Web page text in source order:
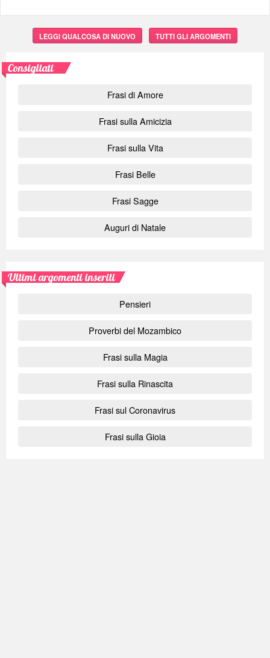
LEGGI QUALCOSA DI NUOVO TUTTI GLI ARGOMENTI
Consigliati
Frasi di Amore
Frasi sulla Amicizia
Frasi sulla Vita
Frasi Belle
Frasi Sagge
Auguri di Natale
Ultimi argomenti inseriti
Pensieri
Proverbi del Mozambico
Frasi sulla Magia
Frasi sulla Rinascita
Frasi sul Coronavirus
Frasi sulla Gioia